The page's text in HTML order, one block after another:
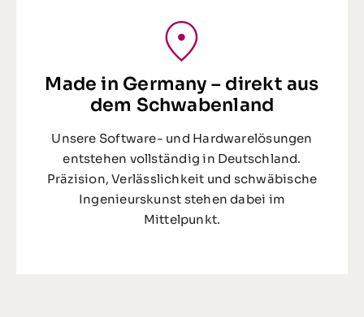
Made in Germany – direkt aus
dem Schwabenland
Unsere Software- und Hardwarelösungen
entstehen vollständig in Deutschland.
Präzision, Verlässlichkeit und schwäbische
Ingenieurskunst stehen dabei im
Mittelpunkt.